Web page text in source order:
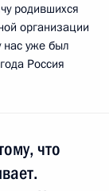
родившихся
организации
нас уже был
Россия
что